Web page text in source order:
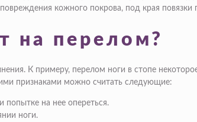
кожного покрова, под края
на перелом?
К примеру, перелом ноги в стопе
признаками можно считать следующие:
попытке на нее опереться.
ноги.